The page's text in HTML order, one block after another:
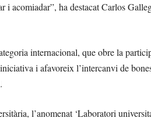
i acomiadar”, ha destacat Carlos
internacional, que obre la
i afavoreix l’intercanvi de
l’anomenat ‘Laboratori